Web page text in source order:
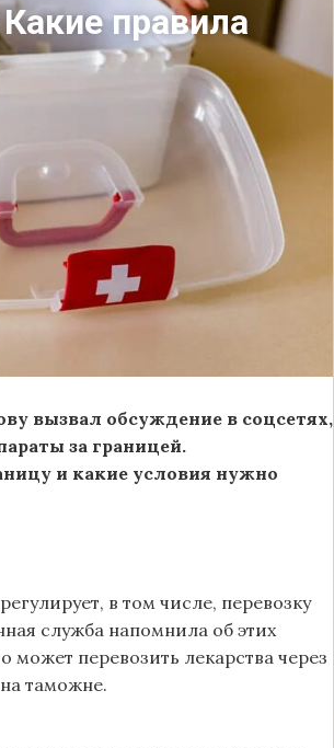
правила
вызвал обсуждение в соцсетях,
за границей.
и какие условия нужно
в том числе, перевозку
служба напомнила об этих
может перевозить лекарства через
таможне.